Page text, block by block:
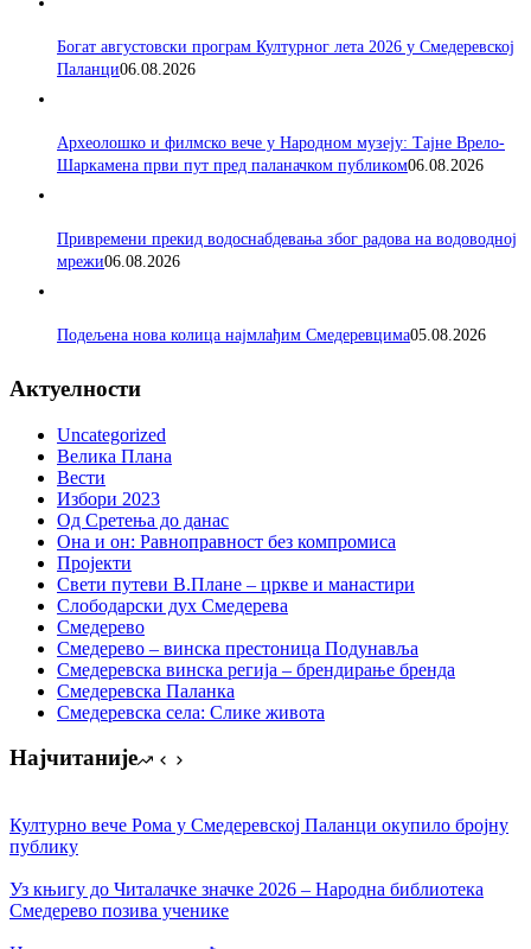
Богат августовски програм Културног лета 2026 у Смедеревској
Паланци06.08.2026
Археолошко и филмско вече у Народном музеју: Тајне Врело-
Шаркамена први пут пред паланачком публиком06.08.2026
Привремени прекид водоснабдевања због радова на водоводној
мрежи06.08.2026
Подељена нова колица најмлађим Смедеревцима05.08.2026
Актуелности
Uncategorized
Велика Плана
Вести
Избори 2023
Од Сретења до данас
Она и он: Равноправност без компромиса
Пројекти
Свети путеви В.Плане – цркве и манастири
Слободарски дух Смедерева
Смедерево
Смедерево – винска престоница Подунавља
Смедеревска винска регија – брендирање бренда
Смедеревска Паланка
Смедеревска села: Слике живота
Најчитаније
Културно вече Рома у Смедеревској Паланци окупило бројну
публику
Уз књигу до Читалачке значке 2026 – Народна библиотека
Смедерево позива ученике